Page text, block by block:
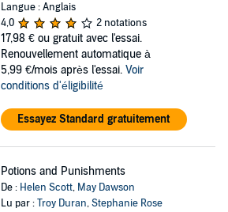
Langue : Anglais
4,0
2 notations
17,98 € ou gratuit avec l'essai.
Renouvellement automatique à
5,99 €/mois après l'essai. Voir
conditions d'éligibilité
Essayez Standard gratuitement
Potions and Punishments
De : Helen Scott, May Dawson
Lu par :Troy Duran,Stephanie Rose